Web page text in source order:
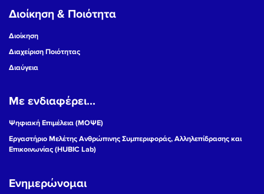
Διοίκηση & Ποιότητα
Διοίκηση
Διαχείριση Ποιότητας
Διαύγεια
Με ενδιαφέρει...
Ψηφιακή Επιμέλεια (ΜΟΨΕ)
Εργαστήριο Μελέτης Ανθρώπινης Συμπεριφοράς, Αλληλεπίδρασης και
Επικοινωνίας (HUBIC Lab)
Ενημερώνομαι